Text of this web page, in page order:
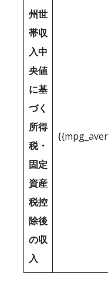
州世
帯収
入中
央値
に基
づく
所得
税・
固定
資産
税控
除後
の収
入